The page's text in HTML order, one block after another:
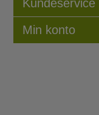
Kundeservice
Min konto